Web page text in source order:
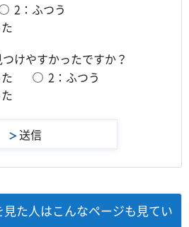
2：ふつう
けやすかったですか？
2：ふつう
見た人はこんなページも見てい